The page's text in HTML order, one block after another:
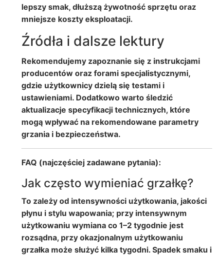
lepszy smak, dłuższą żywotność sprzętu oraz
mniejsze koszty eksploatacji.
Źródła i dalsze lektury
Rekomendujemy zapoznanie się z instrukcjami
producentów oraz forami specjalistycznymi,
gdzie użytkownicy dzielą się testami i
ustawieniami. Dodatkowo warto śledzić
aktualizacje specyfikacji technicznych, które
mogą wpływać na rekomendowane parametry
grzania i bezpieczeństwa.
FAQ (najczęściej zadawane pytania):
Jak często wymieniać grzałkę?
To zależy od intensywności użytkowania, jakości
płynu i stylu wapowania; przy intensywnym
użytkowaniu wymiana co 1–2 tygodnie jest
rozsądna, przy okazjonalnym użytkowaniu
grzałka może służyć kilka tygodni. Spadek smaku i